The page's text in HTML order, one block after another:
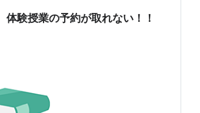
体験授業の予約が取れない！！